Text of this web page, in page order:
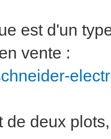
est d'un
vente :
de deux